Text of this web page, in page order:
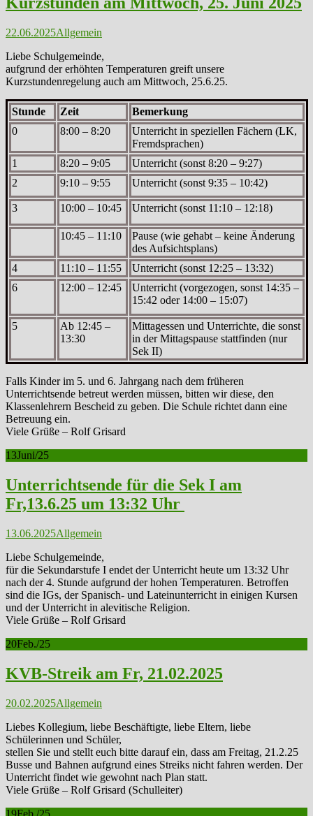
22.06.2025Allgemein
Liebe Schulgemeinde,
aufgrund der erhöhten Temperaturen greift unsere
Kurzstundenregelung auch am Mittwoch, 25.6.25.
Stunde Zeit
Bemerkung
0
8:00 – 8:20
Unterricht in speziellen Fächern (LK,
Fremdsprachen)
1
8:20 – 9:05
Unterricht (sonst 8:20 – 9:27)
2
9:10 – 9:55 Unterricht (sonst 9:35 – 10:42)
3 10:00 – 10:45 Unterricht (sonst 11:10 – 12:18)
10:45 – 11:10
Pause (wie gehabt – keine Änderung
des Aufsichtsplans)
4
11:10 – 11:55
Unterricht (sonst 12:25 – 13:32)
6
12:00 – 12:45
Unterricht (vorgezogen, sonst 14:35 –
15:42 oder 14:00 – 15:07)
5
Ab 12:45 –
13:30
Mittagessen und Unterrichte, die sonst
in der Mittagspause stattfinden (nur
Sek II)
Falls Kinder im 5. und 6. Jahrgang nach dem früheren
Unterrichtsende betreut werden müssen, bitten wir diese, den
Klassenlehrern Bescheid zu geben. Die Schule richtet dann eine
Betreuung ein.
Viele Grüße – Rolf Grisard
13Juni/25
Unterrichtsende für die Sek I am
Fr,13.6.25 um 13:32 Uhr
13.06.2025Allgemein
Liebe Schulgemeinde,
für die Sekundarstufe I endet der Unterricht heute um 13:32 Uhr
nach der 4. Stunde aufgrund der hohen Temperaturen. Betroffen
sind die IGs, der Spanisch- und Lateinunterricht in einigen Kursen
und der Unterricht in alevitische Religion.
Viele Grüße – Rolf Grisard
20Feb./25
KVB-Streik am Fr, 21.02.2025
20.02.2025Allgemein
Liebes Kollegium, liebe Beschäftigte, liebe Eltern, liebe
Schülerinnen und Schüler,
stellen Sie und stellt euch bitte darauf ein, dass am Freitag, 21.2.25
Busse und Bahnen aufgrund eines Streiks nicht fahren werden. Der
Unterricht findet wie gewohnt nach Plan statt.
Viele Grüße – Rolf Grisard (Schulleiter)
19Feb./25